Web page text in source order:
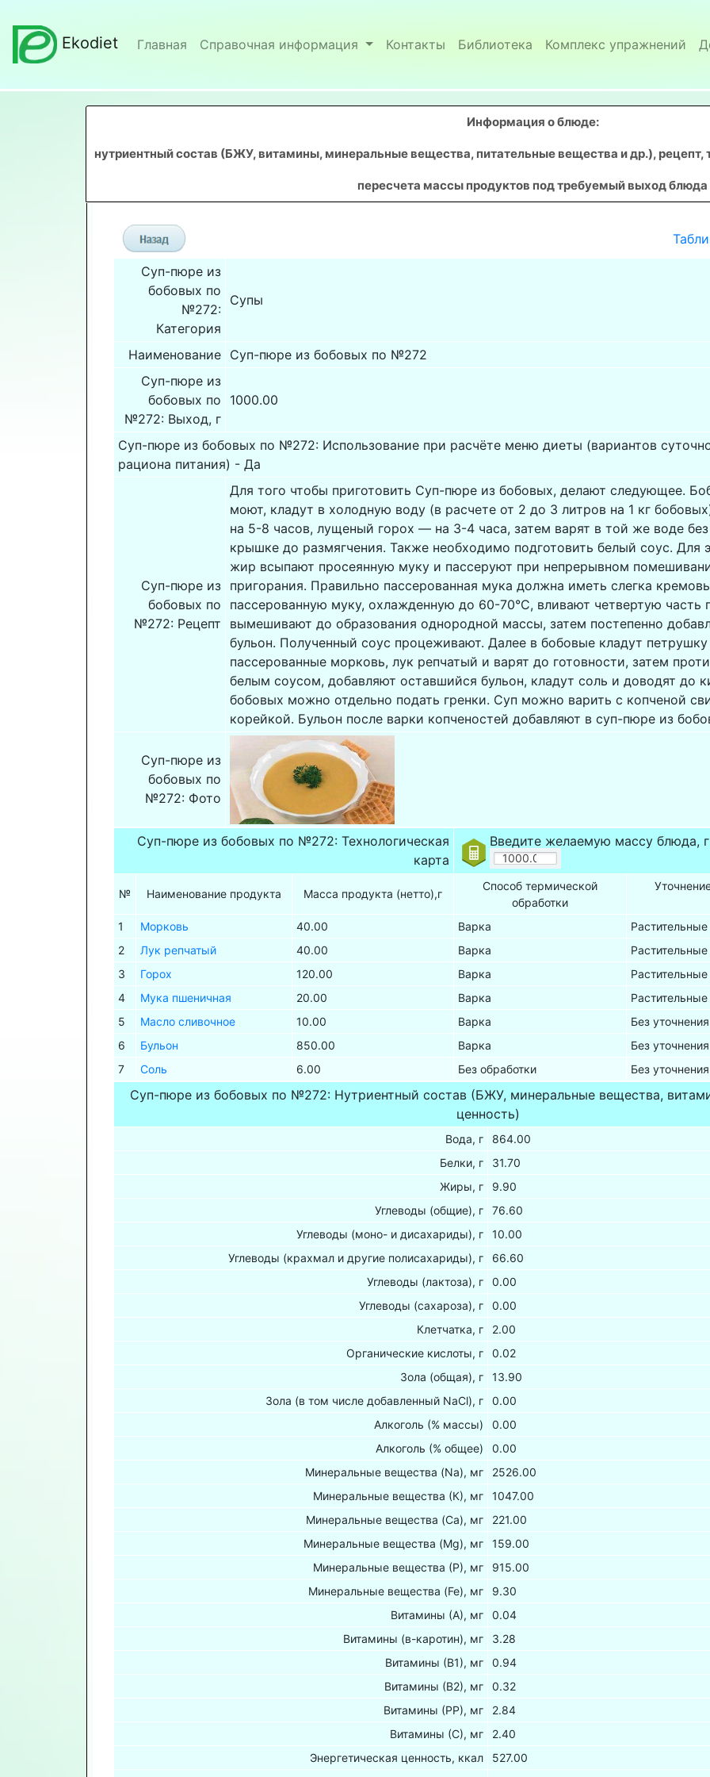
Ekodiet Главная Справочная информация Контакты Библиотека Комплекс упражнений
Информация о блюде:
нутриентный состав (БЖУ, витамины, минеральные вещества, питательные вещества и др.), рецепт,
пересчета массы продуктов под требуемый выход блюда
Суп-пюре из
бобовых по
№272:
Категория
Супы
Наименование Суп-пюре из бобовых по №272
Суп-пюре из
бобовых по
№272: Выход, г
1000.00
Суп-пюре из бобовых по №272: Использование при расчёте меню диеты (вариантов
рациона питания) - Да
Суп-пюре из
бобовых по
№272: Рецепт
Для того чтобы приготовить Суп-пюре из бобовых, делают следующее.
моют, кладут в холодную воду (в расчете от 2 до 3 литров на 1 кг
на 5-8 часов, лущеный горох — на 3-4 часа, затем варят в той же воде
крышке до размягчения. Также необходимо подготовить белый соус. Для
жир всыпают просеянную муку и пассеруют при непрерывном
пригорания. Правильно пассерованная мука должна иметь слегка
пассерованную муку, охлажденную до 60-70°С, вливают четвертую часть
вымешивают до образования однородной массы, затем постепенно
бульон. Полученный соус процеживают. Далее в бобовые кладут петрушку
пассерованные морковь, лук репчатый и варят до готовности, затем
белым соусом, добавляют оставшийся бульон, кладут соль и доводят до
бобовых можно отдельно подать гренки. Суп можно варить с копченой
корейкой. Бульон после варки копченостей добавляют в суп-пюре из
Суп-пюре из
бобовых по
№272: Фото
Суп-пюре из бобовых по №272: Технологическая
карта
Введите желаемую массу блюда, г
№ Наименование продукта Масса продукта (нетто),г
Способ термической
обработки
1
Морковь 40.00 Варка
2
Лук репчатый 40.00 Варка
3
Горох 120.00 Варка
4
Мука пшеничная 20.00 Варка
5
Масло сливочное 10.00 Варка
Без уточнения
6
Бульон 850.00 Варка
Без уточнения
7
Соль 6.00 Без обработки Без уточнения
Суп-пюре из бобовых по №272: Нутриентный состав (БЖУ, минеральные вещества,
ценность)
Вода, г
864.00
Белки, г
31.70
Жиры, г
9.90
Углеводы (общие), г
76.60
Углеводы (моно- и дисахариды), г
10.00
Углеводы (крахмал и другие полисахариды), г
66.60
Углеводы (лактоза), г
0.00
Углеводы (сахароза), г
0.00
Клетчатка, г
2.00
Органические кислоты, г
0.02
Зола (общая), г
13.90
Зола (в том числе добавленный NaCl), г
0.00
Алкоголь (% массы)
0.00
Алкоголь (% общее)
0.00
Минеральные вещества (Na), мг
2526.00
Минеральные вещества (К), мг
1047.00
Минеральные вещества (Са), мг
221.00
Минеральные вещества (Mg), мг
159.00
Минеральные вещества (Р), мг
915.00
Минеральные вещества (Fe), мг
9.30
Витамины (А), мг
0.04
Витамины (в-каротин), мг
3.28
Витамины (В1), мг
0.94
Витамины (В2), мг
0.32
Витамины (РР), мг
2.84
Витамины (С), мг
2.40
Энергетическая ценность, ккал
527.00